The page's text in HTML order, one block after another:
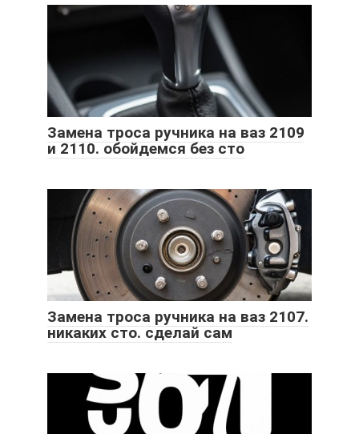
Замена троса ручника на ваз 2109
и 2110. обойдемся без сто
Замена троса ручника на ваз 2107.
никаких сто. сделай сам